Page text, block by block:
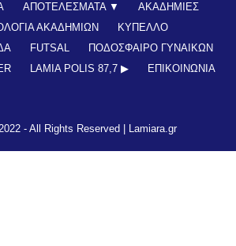
ΑΠΟΤΕΛΕΣΜΑΤΑ ▼
ΑΚΑΔΗΜΙΕΣ
ΑΚΑΔΗΜΙΩΝ
ΚΥΠΕΛΛΟ
FUTSAL
ΠΟΔΟΣΦΑΙΡΟ ΓΥΝΑΙΚΩΝ
LAMIA POLIS 87,7 ▶︎ ΕΠΙΚΟΙΝΩΝΊΑ
- All Rights Reserved | Lamiara.gr